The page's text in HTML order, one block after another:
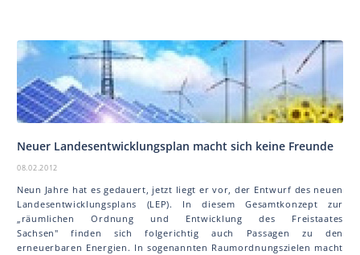
Neuer Landesentwicklungsplan macht sich keine Freunde
08.02.2012
Neun Jahre hat es gedauert, jetzt liegt er vor, der Entwurf des neuen
Landesentwicklungsplans (LEP). In diesem Gesamtkonzept zur
„räumlichen Ordnung und Entwicklung des Freistaates
Sachsen" finden sich folgerichtig auch Passagen zu den
erneuerbaren Energien. In sogenannten Raumordnungszielen macht